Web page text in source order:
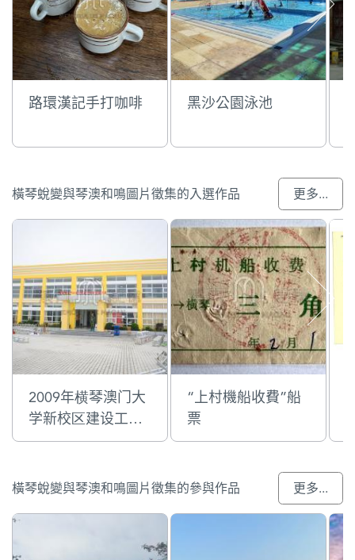
路環漢記手打咖啡 黑沙公園泳池
橫琴蛻變與琴澳和鳴圖片徵集的入選作品 更多...
2009年横琴澳门大
学新校区建设工程
指挥部
“上村機船收費”船
票
橫琴蛻變與琴澳和鳴圖片徵集的參與作品 更多...